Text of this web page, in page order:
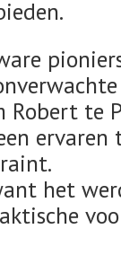
Robert te
het